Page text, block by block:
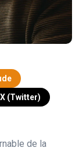
X (Twitter)
de la